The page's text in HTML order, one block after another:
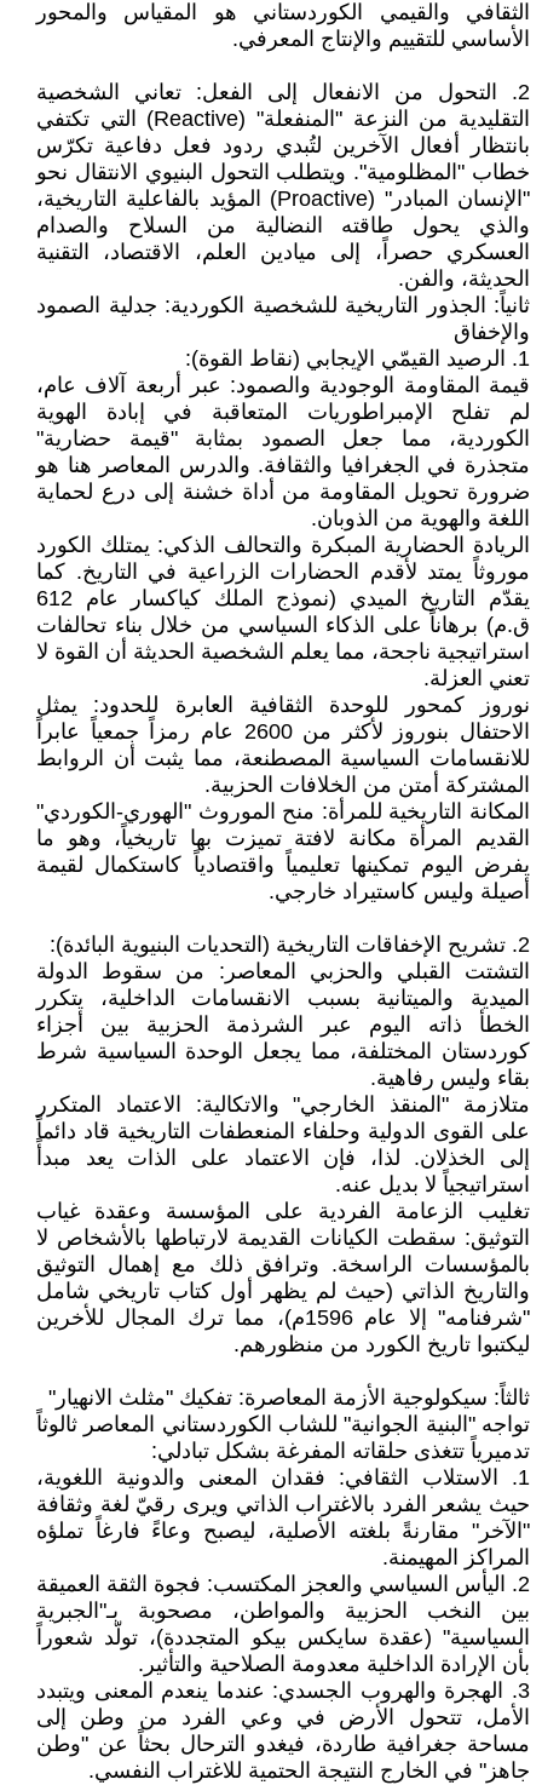
الثقافي والقيمي الكوردستاني هو المقياس والمحور
الأساسي للتقييم والإنتاج المعرفي.
2. التحول من الانفعال إلى الفعل: تعاني الشخصية
التقليدية من النزعة "المنفعلة" (Reactive) التي تكتفي
بانتظار أفعال الآخرين لتُبدي ردود فعل دفاعية تكرّس
خطاب "المظلومية". ويتطلب التحول البنيوي الانتقال نحو
"الإنسان المبادر" (Proactive) المؤيد بالفاعلية التاريخية،
والذي يحول طاقته النضالية من السلاح والصدام
العسكري حصراً، إلى ميادين العلم، الاقتصاد، التقنية
الحديثة، والفن.
ثانياً: الجذور التاريخية للشخصية الكوردية: جدلية الصمود
والإخفاق
1. الرصيد القيمّي الإيجابي (نقاط القوة):
قيمة المقاومة الوجودية والصمود: عبر أربعة آلاف عام،
لم تفلح الإمبراطوريات المتعاقبة في إبادة الهوية
الكوردية، مما جعل الصمود بمثابة "قيمة حضارية"
متجذرة في الجغرافيا والثقافة. والدرس المعاصر هنا هو
ضرورة تحويل المقاومة من أداة خشنة إلى درع لحماية
اللغة والهوية من الذوبان.
الريادة الحضارية المبكرة والتحالف الذكي: يمتلك الكورد
موروثاً يمتد لأقدم الحضارات الزراعية في التاريخ. كما
يقدّم التاريخ الميدي (نموذج الملك كياكسار عام 612
ق.م) برهاناً على الذكاء السياسي من خلال بناء تحالفات
استراتيجية ناجحة، مما يعلم الشخصية الحديثة أن القوة لا
تعني العزلة.
نوروز كمحور للوحدة الثقافية العابرة للحدود: يمثل
الاحتفال بنوروز لأكثر من 2600 عام رمزاً جمعياً عابراً
للانقسامات السياسية المصطنعة، مما يثبت أن الروابط
المشتركة أمتن من الخلافات الحزبية.
المكانة التاريخية للمرأة: منح الموروث "الهوري-الكوردي"
القديم المرأة مكانة لافتة تميزت بها تاريخياً، وهو ما
يفرض اليوم تمكينها تعليمياً واقتصادياً كاستكمال لقيمة
أصيلة وليس كاستيراد خارجي.
2. تشريح الإخفاقات التاريخية (التحديات البنيوية البائدة):
التشتت القبلي والحزبي المعاصر: من سقوط الدولة
الميدية والميتانية بسبب الانقسامات الداخلية، يتكرر
الخطأ ذاته اليوم عبر الشرذمة الحزبية بين أجزاء
كوردستان المختلفة، مما يجعل الوحدة السياسية شرط
بقاء وليس رفاهية.
متلازمة "المنقذ الخارجي" والاتكالية: الاعتماد المتكرر
على القوى الدولية وحلفاء المنعطفات التاريخية قاد دائماً
إلى الخذلان. لذا، فإن الاعتماد على الذات يعد مبدأً
استراتيجياً لا بديل عنه.
تغليب الزعامة الفردية على المؤسسة وعقدة غياب
التوثيق: سقطت الكيانات القديمة لارتباطها بالأشخاص لا
بالمؤسسات الراسخة. وترافق ذلك مع إهمال التوثيق
والتاريخ الذاتي (حيث لم يظهر أول كتاب تاريخي شامل
"شرفنامه" إلا عام 1596م)، مما ترك المجال للأخرين
ليكتبوا تاريخ الكورد من منظورهم.
ثالثاً: سيكولوجية الأزمة المعاصرة: تفكيك "مثلث الانهيار"
تواجه "البنية الجوانية" للشاب الكوردستاني المعاصر ثالوثاً
تدميرياً تتغذى حلقاته المفرغة بشكل تبادلي:
1. الاستلاب الثقافي: فقدان المعنى والدونية اللغوية،
حيث يشعر الفرد بالاغتراب الذاتي ويرى رقيّ لغة وثقافة
"الآخر" مقارنةً بلغته الأصلية، ليصبح وعاءً فارغاً تملؤه
المراكز المهيمنة.
2. اليأس السياسي والعجز المكتسب: فجوة الثقة العميقة
بين النخب الحزبية والمواطن، مصحوبة بـ"الجبرية
السياسية" (عقدة سايكس بيكو المتجددة)، تولّد شعوراً
بأن الإرادة الداخلية معدومة الصلاحية والتأثير.
3. الهجرة والهروب الجسدي: عندما ينعدم المعنى ويتبدد
الأمل، تتحول الأرض في وعي الفرد من وطن إلى
مساحة جغرافية طاردة، فيغدو الترحال بحثاً عن "وطن
جاهز" في الخارج النتيجة الحتمية للاغتراب النفسي.